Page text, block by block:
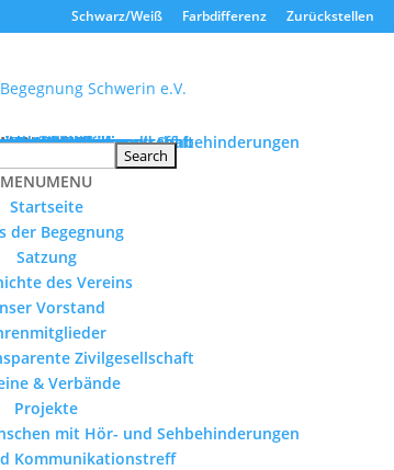
Schwarz/Weiß Farbdifferenz Zurückstellen
MENUMENU
Startseite
der Begegnung
Satzungdes Vereins
VorstandZivilgesellschaft
& Verbände
Projektemit Hör- und Sehbehinderungen
Kommunikationstreff
Speicher
ohne Barrieren
Kontakt
MENUMENU
Startseite
der Begegnung
Satzung
des Vereins
Vorstand
Zivilgesellschaft
& Verbände
Projekte
mit Hör- und Sehbehinderungen
Kommunikationstreff